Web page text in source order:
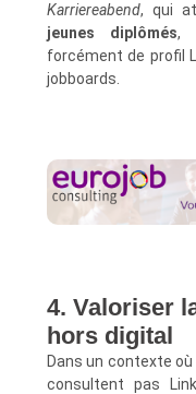
Karriereabend, qui
jeunes diplômés,
forcément de profil
jobboards.
4. Valoriser
hors digital
Dans un contexte
consultent pas